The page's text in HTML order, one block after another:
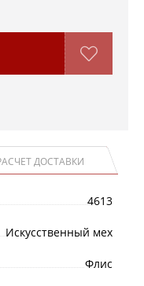
ДОСТАВКИ
4613
Искусственный мех
Флис